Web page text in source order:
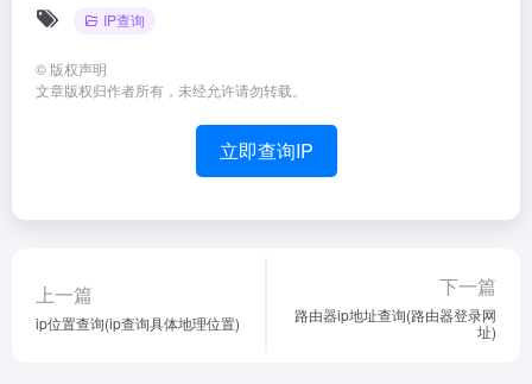
IP查询
© 版权声明
文章版权归作者所有，未经允许请勿转载。
立即查询IP
上一篇
ip位置查询(ip查询具体地理位置)
下一篇
路由器ip地址查询(路由器登录网
址)